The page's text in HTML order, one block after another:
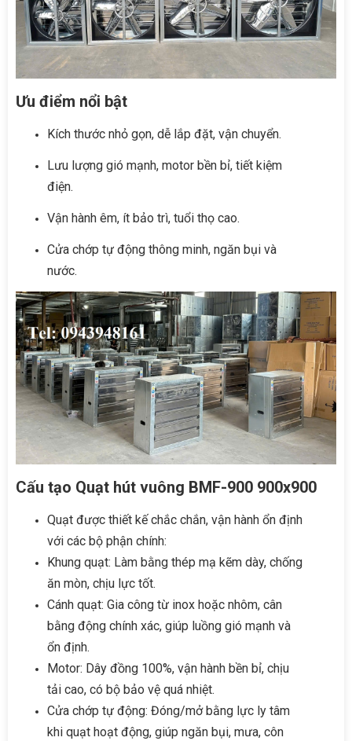
Ưu điểm nổi bật
Kích thước nhỏ gọn, dễ lắp đặt, vận chuyển.
Lưu lượng gió mạnh, motor bền bỉ, tiết kiệm
điện.
Vận hành êm, ít bảo trì, tuổi thọ cao.
Cửa chớp tự động thông minh, ngăn bụi và
nước.
Cấu tạo Quạt hút vuông BMF-900 900x900
Quạt được thiết kế chắc chắn, vận hành ổn định
với các bộ phận chính:
Khung quạt: Làm bằng thép mạ kẽm dày, chống
ăn mòn, chịu lực tốt.
Cánh quạt: Gia công từ inox hoặc nhôm, cân
bằng động chính xác, giúp luồng gió mạnh và
ổn định.
Motor: Dây đồng 100%, vận hành bền bỉ, chịu
tải cao, có bộ bảo vệ quá nhiệt.
Cửa chớp tự động: Đóng/mở bằng lực ly tâm
khi quạt hoạt động, giúp ngăn bụi, mưa, côn